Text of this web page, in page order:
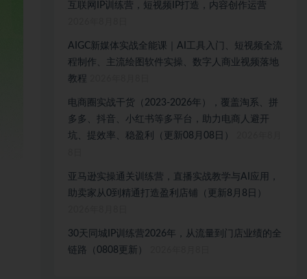
互联网IP训练营，短视频IP打造，内容创作运营
AIGC新媒体实战全能课｜AI工具入门、短视频全流
程制作、主流绘图软件实操、数字人商业视频落地
教程
电商圈实战干货（2023-2026年），覆盖淘系、拼
多多、抖音、小红书等多平台，助力电商人避开
坑、提效率、稳盈利（更新08月08日）
亚马逊实操通关训练营，直播实战教学与AI应用，
助卖家从0到精通打造盈利店铺（更新8月8日）
30天同城IP训练营2026年，从流量到门店业绩的全
链路（0808更新）